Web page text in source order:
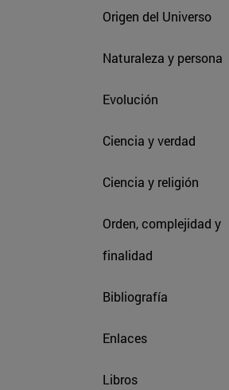
Origen del Universo
Naturaleza y persona
Evolución
Ciencia y verdad
Ciencia y religión
Orden, complejidad y
finalidad
Bibliografía
Enlaces
Libros